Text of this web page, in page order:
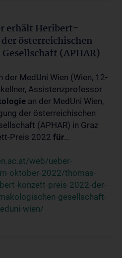
erhält Heribert-
österreichischen
(APHAR)
der MedUni Wien (Wien, 12-
Assistenzprofessor
an der MedUni Wien,
der österreichischen
(APHAR) in Graz
Preis 2022 für...
web/ueber-
oktober-2022/thomas-
konzett-preis-2022-der-
gesellschaft-
wien/